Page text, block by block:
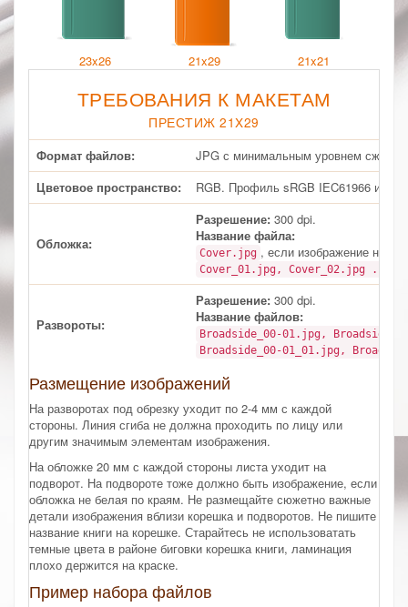
23x26 21x29 21x21
ТРЕБОВАНИЯ К МАКЕТАМ
ПРЕСТИЖ 21X29
Формат файлов:
JPG с минимальным уровнем сжатия.
Цветовое пространство:
RGB. Профиль sRGB IEC61966 или
Обложка:
Разрешение: 300 dpi.
Название файла:
Cover.jpg , если изображение на
Cover_01.jpg, Cover_02.jpg ...
Развороты:
Разрешение: 300 dpi.
Название файлов:
Broadside_00-01.jpg,
Broadside_00-01_01.jpg,
Размещение изображений
На разворотах под обрезку уходит по 2-4 мм с каждой
стороны. Линия сгиба не должна проходить по лицу или
другим значимым элементам изображения.
На обложке 20 мм с каждой стороны листа уходит на
подворот. На подвороте тоже должно быть изображение, если
обложка не белая по краям. Не размещайте сюжетно важные
детали изображения вблизи корешка и подворотов. Не пишите
название книги на корешке. Старайтесь не использоватать
темные цвета в районе биговки корешка книги, ламинация
плохо держится на краске.
Пример набора файлов